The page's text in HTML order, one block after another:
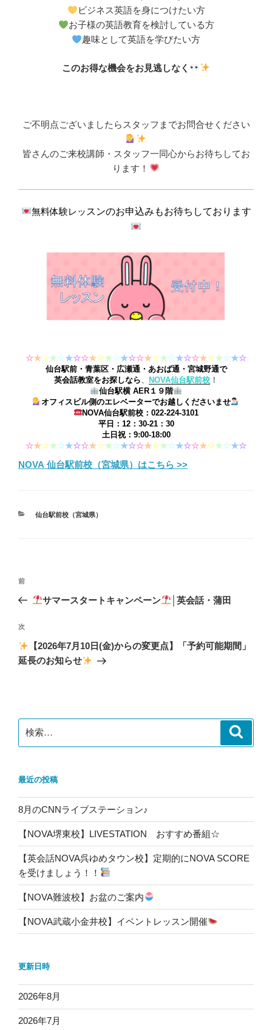
ビジネス英語を身につけたい方
お子様の英語教育を検討している方
趣味として英語を学びたい方
このお得な機会をお見逃しなく
ご不明点ございましたらスタッフまでお問合せください
皆さんのご来校講師・スタッフ一同心からお待ちしてお
ります！
無料体験レッ スンのお申込みもお待ちしております
☆★☆★☆★☆☆★☆★☆★☆☆★☆★☆★☆☆★☆★☆★☆
仙台駅前・青葉区・広瀬通・あおば通・宮城野通で
英会話教室をお探しなら、 NOVA仙台駅前校 ！
仙台駅横 AER１９階
オフィスビル側のエレベーターでお越しくださいませ
NOVA仙台駅前校：022-224-3101
平日：12：30-21：30
土日祝：9:00-18:00
☆★☆★☆★☆☆★☆★☆★☆☆★☆★☆★☆☆★☆★☆★☆
NOVA 仙台駅前校（宮城県）はこちら >>
カ
仙台駅前校（宮城県）
投
ビ
ゲ
ー
前
の
稿
前
サマースタートキャンペーン │英会話・蒲田
次
の
投
次
【2026年7月10日(金)からの変更点】「予約可能期間」
延長のお知らせ
索:
最近の投稿
8月のCNNライブステーション♪
【NOVA堺東校】LIVESTATION おすすめ番組☆
【英会話NOVA呉ゆめタウン校】定期的にNOVA SCORE
を受けましょう！！
【NOVA難波校】お盆のご案内
【NOVA武蔵小金井校】イベントレッスン開催
更新日時
2026年8月
2026年7月